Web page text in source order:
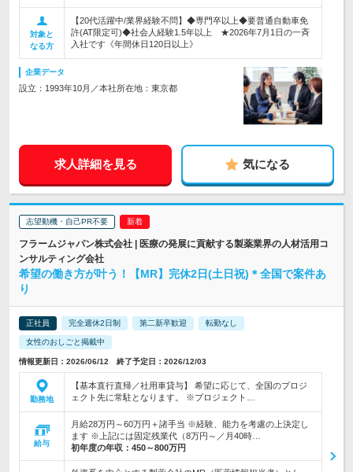
対象と
なる方
【20代活躍中/業界経験不問】◆専門卒以上◆要普通自動車免
許(AT限定可)◆社会人経験1.5年以上 ★2026年7月1日の一斉
入社です《年間休日120日以上》
企業データ
設立：1993年10月／本社所在地：東京都
求人詳細を見る 気になる
志望動機・自己PR不要
フラームジャパン株式会社 | 医療の発展に貢献する製薬業界の人材活用コ
ンサルティング会社
希望の働き方が叶う！【MR】完休2日(土日祝)＊全国で案件あ
り
正社員 完全週休2日制 第二新卒歓迎 転勤なし
女性のおしごと掲載中
情報更新日：2026/06/12 終了予定日：2026/12/03
勤務地
【基本直行直帰／社用車貸与】 希望に応じて、全国のプロジ
ェクト先に常駐となります。 ※プロジェクト…
給与
月給28万円～60万円＋諸手当 ※経験、能力を考慮の上決定し
ます ※上記には固定残業代（8万円～／月40時…
初年度の年収： 450～800万円